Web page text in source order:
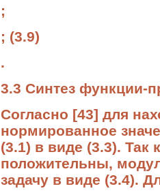
;
; (3.9)
.
3.3 Синтез функции-
Согласно [43] для
нормированное
(3.1) в виде (3.3). Так
положительны,
задачу в виде (3.4).